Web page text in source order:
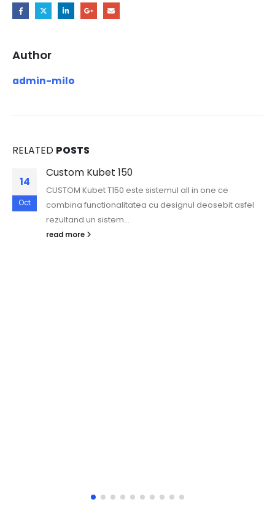
Author
admin-milo
RELATED POSTS
14
Oct
Custom Kubet 150
CUSTOM Kubet T150 este sistemul all in one ce
combina functionalitatea cu designul deosebit asfel
rezultand un sistem...
read more